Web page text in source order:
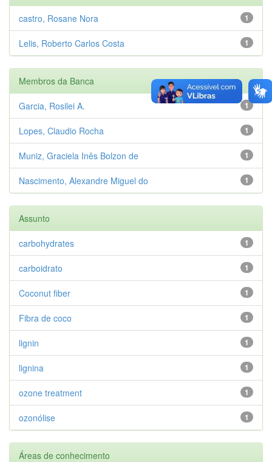
1
castro, Rosane Nora
1
Lelis, Roberto Carlos Costa
Membros da Banca
1
Garcia, Rosilei A.
1
Lopes, Claudio Rocha
1
Muniz, Graciela Inês Bolzon de
1
Nascimento, Alexandre Miguel do
Assunto
1
carbohydrates
1
carboidrato
1
Coconut fiber
1
Fibra de coco
1
lignin
1
lignina
1
ozone treatment
1
ozonólise
Áreas de conhecimento